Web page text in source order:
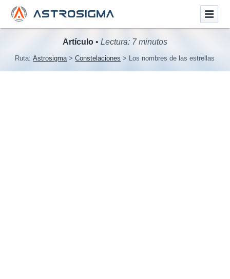
Artículo • Lectura: 7 minutos
Ruta:Astrosigma Constelaciones Los nombres de las estrellas